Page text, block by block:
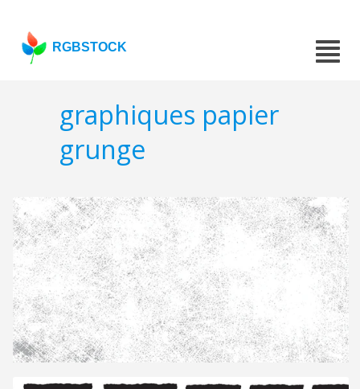
RGBSTOCK
graphiques papier
grunge